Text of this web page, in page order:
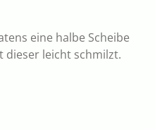
eine halbe Scheibe
dieser leicht schmilzt.